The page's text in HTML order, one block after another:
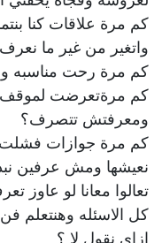
كم مرة علاقات كنا
واتغير من غير ما
كم مرة رحت مناسبه
كم مرةتعرضت لموقف
ومعرفتش تتصرف؟
كم مرة جوازات فشلت
نعيشها ومش عرفين
تعالوا معانا لو
كل الاسئله وهنتعلم
ازاي نقول لا ؟